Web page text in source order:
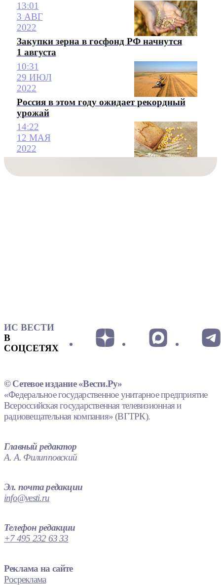
13:01
3 АВГ
2022
Закупки зерна в госфонд РФ начнутся
1 августа
10:31
29 ИЮЛ
2022
Россия в этом году ожидает рекордный
урожай
14:22
12 МАЯ
2022
ИС ВЕСТИ
В
СОЦСЕТЯХ
© Сетевое издание «Вести.Ру»
«Федеральное государственное унитарное предприятие
Всероссийская государственная телевизионная и
радиовещательная компания» (ВГТРК).
Главный редактор
А. А. Филипповский
Эл. почта редакции
info@vesti.ru
Телефон редакции
+7 495 232 63 33
Реклама на сайте
Росреклама